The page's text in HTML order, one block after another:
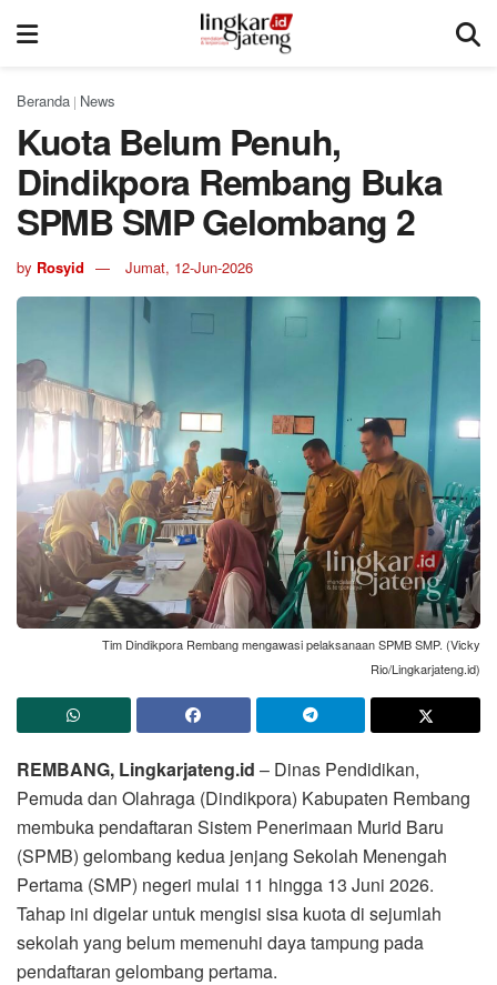
Beranda | News
Kuota Belum Penuh,
Dindikpora Rembang Buka
SPMB SMP Gelombang 2
by Rosyid Jumat, 12-Jun-2026
Tim Dindikpora Rembang mengawasi pelaksanaan SPMB SMP. (Vicky
Rio/Lingkarjateng.id)
REMBANG, Lingkarjateng.id – Dinas Pendidikan,
Pemuda dan Olahraga (Dindikpora) Kabupaten Rembang
membuka pendaftaran Sistem Penerimaan Murid Baru
(SPMB) gelombang kedua jenjang Sekolah Menengah
Pertama (SMP) negeri mulai 11 hingga 13 Juni 2026.
Tahap ini digelar untuk mengisi sisa kuota di sejumlah
sekolah yang belum memenuhi daya tampung pada
pendaftaran gelombang pertama.